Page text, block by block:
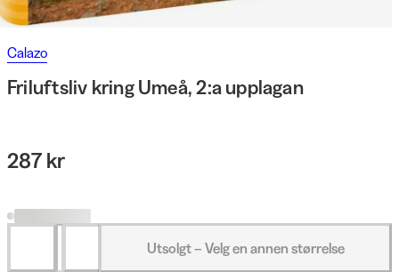
Calazo
Friluftsliv kring Umeå, 2:a upplagan
287 kr
Utsolgt – Velg en annen størrelse